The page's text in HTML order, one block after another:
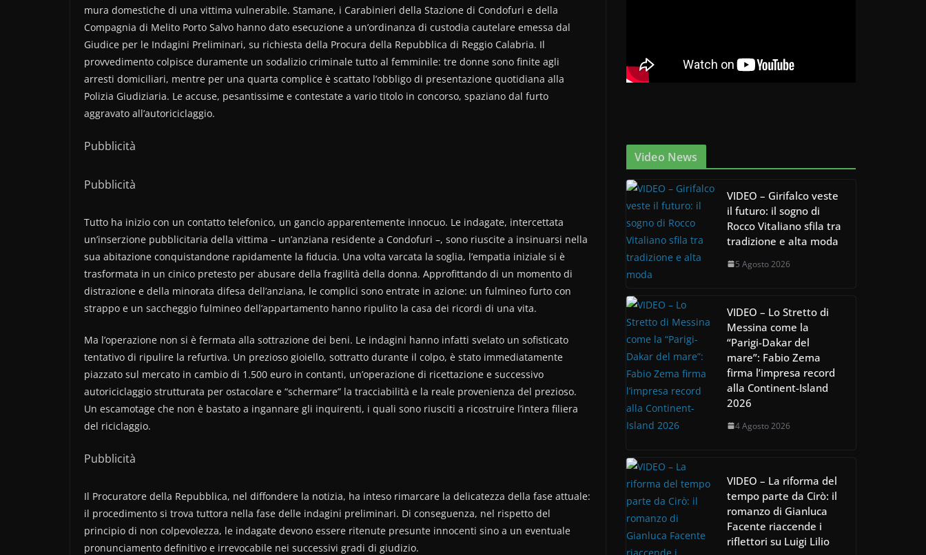
mura domestiche di una vittima vulnerabile. Stamane, i Carabinieri della Stazione di Condofuri e della
Compagnia di Melito Porto Salvo hanno dato esecuzione a un’ordinanza di custodia cautelare emessa dal
Giudice per le Indagini Preliminari, su richiesta della Procura della Repubblica di Reggio Calabria. Il
provvedimento colpisce duramente un sodalizio criminale tutto al femminile: tre donne sono finite agli
arresti domiciliari, mentre per una quarta complice è scattato l’obbligo di presentazione quotidiana alla
Polizia Giudiziaria. Le accuse, pesantissime e contestate a vario titolo in concorso, spaziano dal furto
aggravato all’autoriciclaggio.
Pubblicità
Pubblicità
Tutto ha inizio con un contatto telefonico, un gancio apparentemente innocuo. Le indagate, intercettata
un’inserzione pubblicitaria della vittima – un’anziana residente a Condofuri –, sono riuscite a insinuarsi nella
sua abitazione conquistandone rapidamente la fiducia. Una volta varcata la soglia, l’empatia iniziale si è
trasformata in un cinico pretesto per abusare della fragilità della donna. Approfittando di un momento di
distrazione e della minorata difesa dell’anziana, le complici sono entrate in azione: un fulmineo furto con
strappo e un saccheggio fulmineo dell’appartamento hanno ripulito la casa dei ricordi di una vita.
Ma l’operazione non si è fermata alla sottrazione dei beni. Le indagini hanno infatti svelato un sofisticato
tentativo di ripulire la refurtiva. Un prezioso gioiello, sottratto durante il colpo, è stato immediatamente
piazzato sul mercato in cambio di 1.500 euro in contanti, un’operazione di ricettazione e successivo
autoriciclaggio strutturata per ostacolare e “schermare” la tracciabilità e la reale provenienza del prezioso.
Un escamotage che non è bastato a ingannare gli inquirenti, i quali sono riusciti a ricostruire l’intera filiera
del riciclaggio.
Pubblicità
Il Procuratore della Repubblica, nel diffondere la notizia, ha inteso rimarcare la delicatezza della fase attuale:
il procedimento si trova tuttora nella fase delle indagini preliminari. Di conseguenza, nel rispetto del
principio di non colpevolezza, le indagate devono essere ritenute presunte innocenti sino a un eventuale
pronunciamento definitivo e irrevocabile nei successivi gradi di giudizio.
Video News
VIDEO – Girifalco veste
il futuro: il sogno di
Rocco Vitaliano sfila tra
tradizione e alta moda
5 Agosto 2026
VIDEO – Lo Stretto di
Messina come la
“Parigi-Dakar del
mare”: Fabio Zema
firma l’impresa record
alla Continent-Island
2026
4 Agosto 2026
VIDEO – La riforma del
tempo parte da Cirò: il
romanzo di Gianluca
Facente riaccende i
riflettori su Luigi Lilio